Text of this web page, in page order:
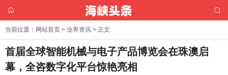
当前位置： 网站首页 > 业界资讯 > 正文
首届全球智能机械与电子产品博览会在珠澳启
幕，全咨数字化平台惊艳亮相